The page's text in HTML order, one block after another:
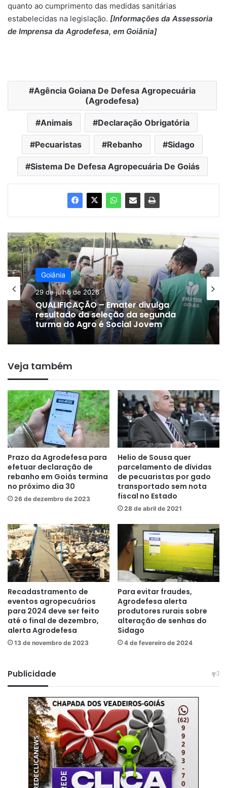
quanto ao cumprimento das medidas sanitárias
estabelecidas na legislação. [Informações da Assessoria
de Imprensa da Agrodefesa, em Goiânia]
Agência Goiana De Defesa Agropecuária
(Agrodefesa)
Animais Declaração Obrigatória
Pecuaristas Rebanho Sidago
Sistema De Defesa Agropecuária De Goiás
Goiânia
29 de julho de 2026
QUALIFICAÇÃO – Emater divulga
resultado da seleção da segunda
turma do Agro é Social Jovem
Veja também
Prazo da Agrodefesa para
efetuar declaração de
rebanho em Goiás termina
no próximo dia 30
26 de dezembro de 2023
Helio de Sousa quer
parcelamento de dívidas
de pecuaristas por gado
transportado sem nota
fiscal no Estado
28 de abril de 2021
Recadastramento de
eventos agropecuários
para 2024 deve ser feito
até o final de dezembro,
alerta Agrodefesa
13 de novembro de 2023
Para evitar fraudes,
Agrodefesa alerta
produtores rurais sobre
alteração de senhas do
Sidago
4 de fevereiro de 2024
Publicidade